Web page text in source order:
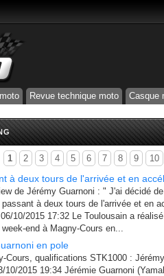
Revue technique moto Casque
1 2 3 4 5 6 7 8 9 10
à deux tours de l'arrivée et en
de Jérémy Guarnoni : " J'ai décidé
passant à deux tours de l'arrivée et en
10/2015 17:32 Le Toulousain a
end à Magny-Cours en...
en pole
Cours, qualifications STK1000 :
10/2015 19:34 Jérémie Guarnoni